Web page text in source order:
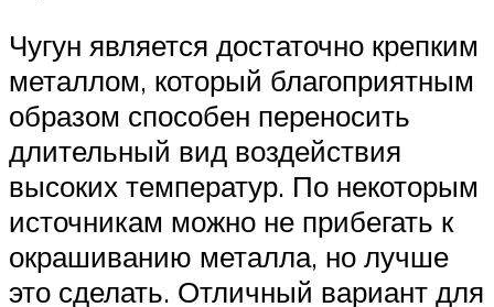
Чугун является достаточно крепким
металлом, который благоприятным
образом способен переносить
длительный вид воздействия
высоких температур. По некоторым
источникам можно не прибегать к
окрашиванию металла, но лучше
это сделать. Отличный вариант для